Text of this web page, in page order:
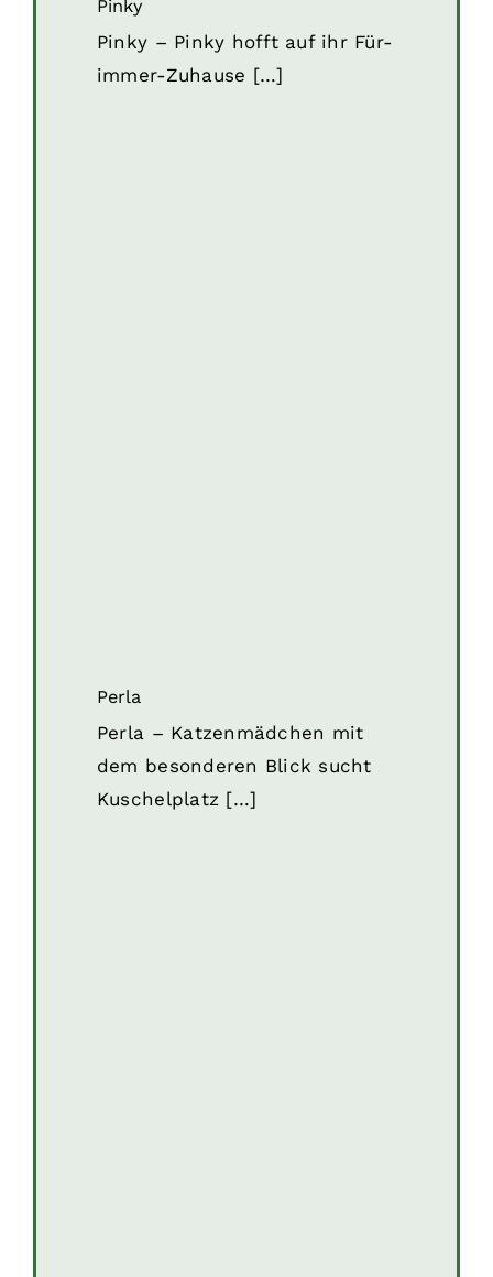
Pinky
Pinky – Pinky hofft auf ihr Für-
immer-Zuhause […]
Perla
Perla – Katzenmädchen mit
dem besonderen Blick sucht
Kuschelplatz […]